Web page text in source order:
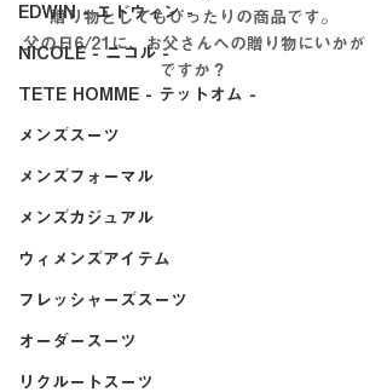
EDWIN - エドウィン -
NICOLE - ニコル -
TETE HOMME - テットオム -
メンズスーツ
メンズフォーマル
メンズカジュアル
ウィメンズアイテム
フレッシャーズスーツ
オーダースーツ
リクルートスーツ
贈り物としてもぴったりの商品です。
父の日6/21に、お父さんへの贈り物にいかが
ですか？